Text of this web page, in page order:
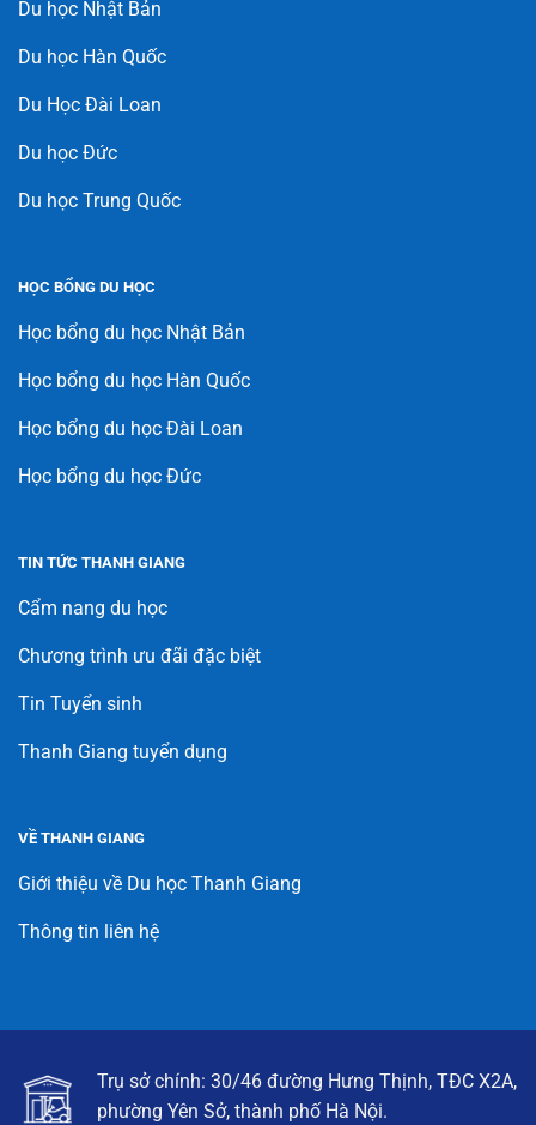
Du học Nhật Bản
Du học Hàn Quốc
Du Học Đài Loan
Du học Đức
Du học Trung Quốc
HỌC BỔNG DU HỌC
Học bổng du học Nhật Bản
Học bổng du học Hàn Quốc
Học bổng du học Đài Loan
Học bổng du học Đức
TIN TỨC THANH GIANG
Cẩm nang du học
Chương trình ưu đãi đặc biệt
Tin Tuyển sinh
Thanh Giang tuyển dụng
VỀ THANH GIANG
Giới thiệu về Du học Thanh Giang
Thông tin liên hệ
Trụ sở chính: 30/46 đường Hưng Thịnh, TĐC X2A,
phường Yên Sở, thành phố Hà Nội.